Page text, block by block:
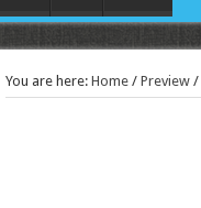
You are here: Home/ Preview/